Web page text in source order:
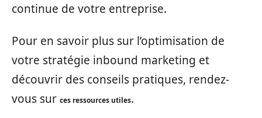
continue de votre entreprise.
Pour en savoir plus sur l’optimisation de
votre stratégie inbound marketing et
découvrir des conseils pratiques, rendez-
vous sur ces ressources utiles.